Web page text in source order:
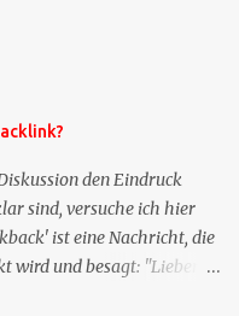
den Eindruck
sind, versuche ich hier
ist eine Nachricht, die
wird und besagt: "Lieber